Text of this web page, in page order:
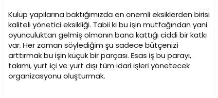
Kulüp yapılarına baktığımızda en önemli eksiklerden birisi
kaliteli yönetici eksikliği. Tabii ki bu işin mutfağından yani
oyunculuktan gelmiş olmanın bana kattığı ciddi bir katkı
var. Her zaman söylediğim şu sadece bütçenizi
arttırmak bu işin küçük bir parçası. Esas iş bu parayı,
takımı, yurt içi ve yurt dışı tüm idari işleri yönetecek
organizasyonu oluşturmak.